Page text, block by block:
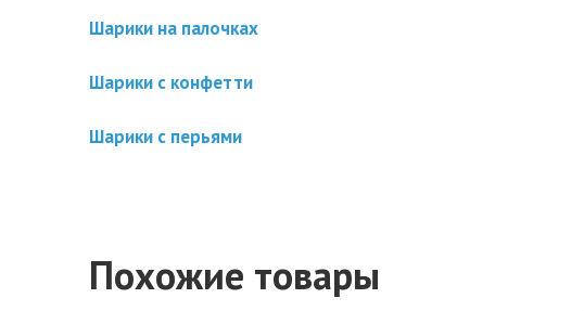
Шарики на палочках
Шарики с конфетти
Шарики с перьями
Похожие товары